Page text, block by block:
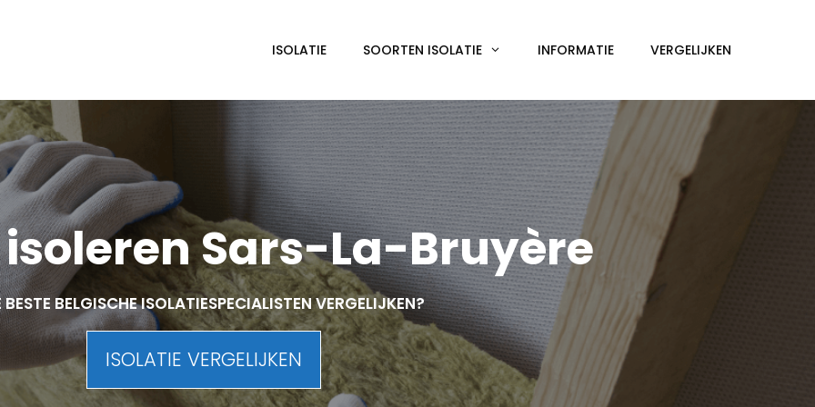
ISOLATIE SOORTEN ISOLATIE INFORMATIE VERGELIJKEN
Sars-La-Bruyère
BESTE BELGISCHE ISOLATIESPECIALISTEN VERGELIJKEN?
ISOLATIE VERGELIJKEN